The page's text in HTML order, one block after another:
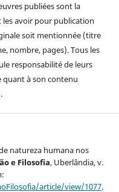
publiées sont la
avoir pour publication
soit mentionnée (titre
nombre, pages). Tous les
responsabilité de leurs
quant à son contenu
natureza humana nos
e Filosofia, Uberlândia, v.
article/view/1077.